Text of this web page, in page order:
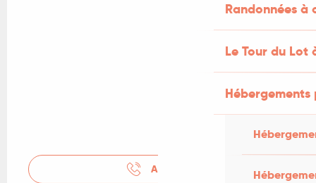
Randonnées
Le Tour du Lot
APPELER